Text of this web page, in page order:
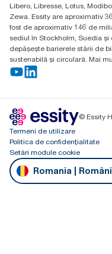
Libero, Libresse, Lotus,
Zewa. Essity are aproximativ
fost de aproximativ 146 de
sediul în Stockholm, Suedia
depășește barierele stării de
sustenabilă și circulară. Mai
© Essity
Termeni de utilizare
Politica de confidențialitate
Setări module cookie
Romania |